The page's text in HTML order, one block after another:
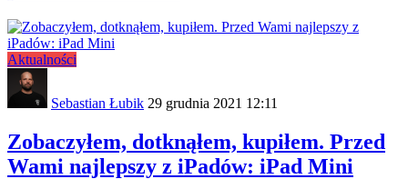
Aktualności
Sebastian Łubik 29 grudnia 2021 12:11
Zobaczyłem, dotknąłem, kupiłem. Przed
Wami najlepszy z iPadów: iPad Mini